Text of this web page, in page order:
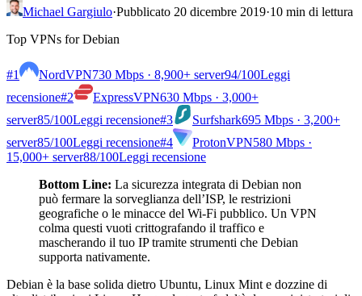
Michael Gargiulo·Pubblicato 20 dicembre 2019·10 min di lettura
Top VPNs for Debian
#1 NordVPN730 Mbps · 8,900+ server94/100Leggi
recensione#2 ExpressVPN630 Mbps · 3,000+
server85/100Leggi recensione#3 Surfshark695 Mbps · 3,200+
server85/100Leggi recensione#4 ProtonVPN580 Mbps ·
15,000+ server88/100Leggi recensione
Bottom Line: La sicurezza integrata di Debian non
può fermare la sorveglianza dell’ISP, le restrizioni
geografiche o le minacce del Wi-Fi pubblico. Un VPN
colma questi vuoti crittografando il traffico e
mascherando il tuo IP tramite strumenti che Debian
supporta nativamente.
Debian è la base solida dietro Ubuntu, Linux Mint e dozzine di